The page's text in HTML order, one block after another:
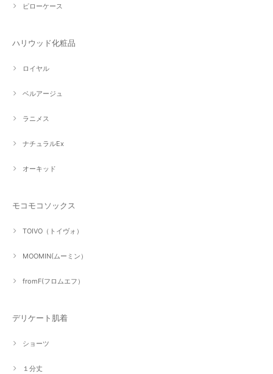
ピローケース
ハリウッド化粧品
ロイヤル
ベルアージュ
ラニメス
ナチュラルEx
オーキッド
モコモコソックス
TOIVO（トイヴォ）
MOOMIN(ムーミン）
fromF(フロムエフ）
デリケート肌着
ショーツ
１分丈